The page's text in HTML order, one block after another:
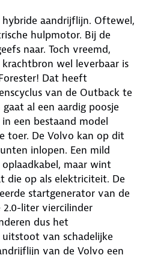
aandrijflijn. Oftewel,
hulpmotor. Bij de
naar. Toch vreemd,
wel leverbaar is
Dat heeft
van de Outback te
al een aardig poosje
een bestaand model
toer. De Volvo kan op dit
inlopen. Een mild
maar wint
die op als elektriciteit. De
startgenerator van de
liter viercilinder
dus het
van schadelijke
van de Volvo een